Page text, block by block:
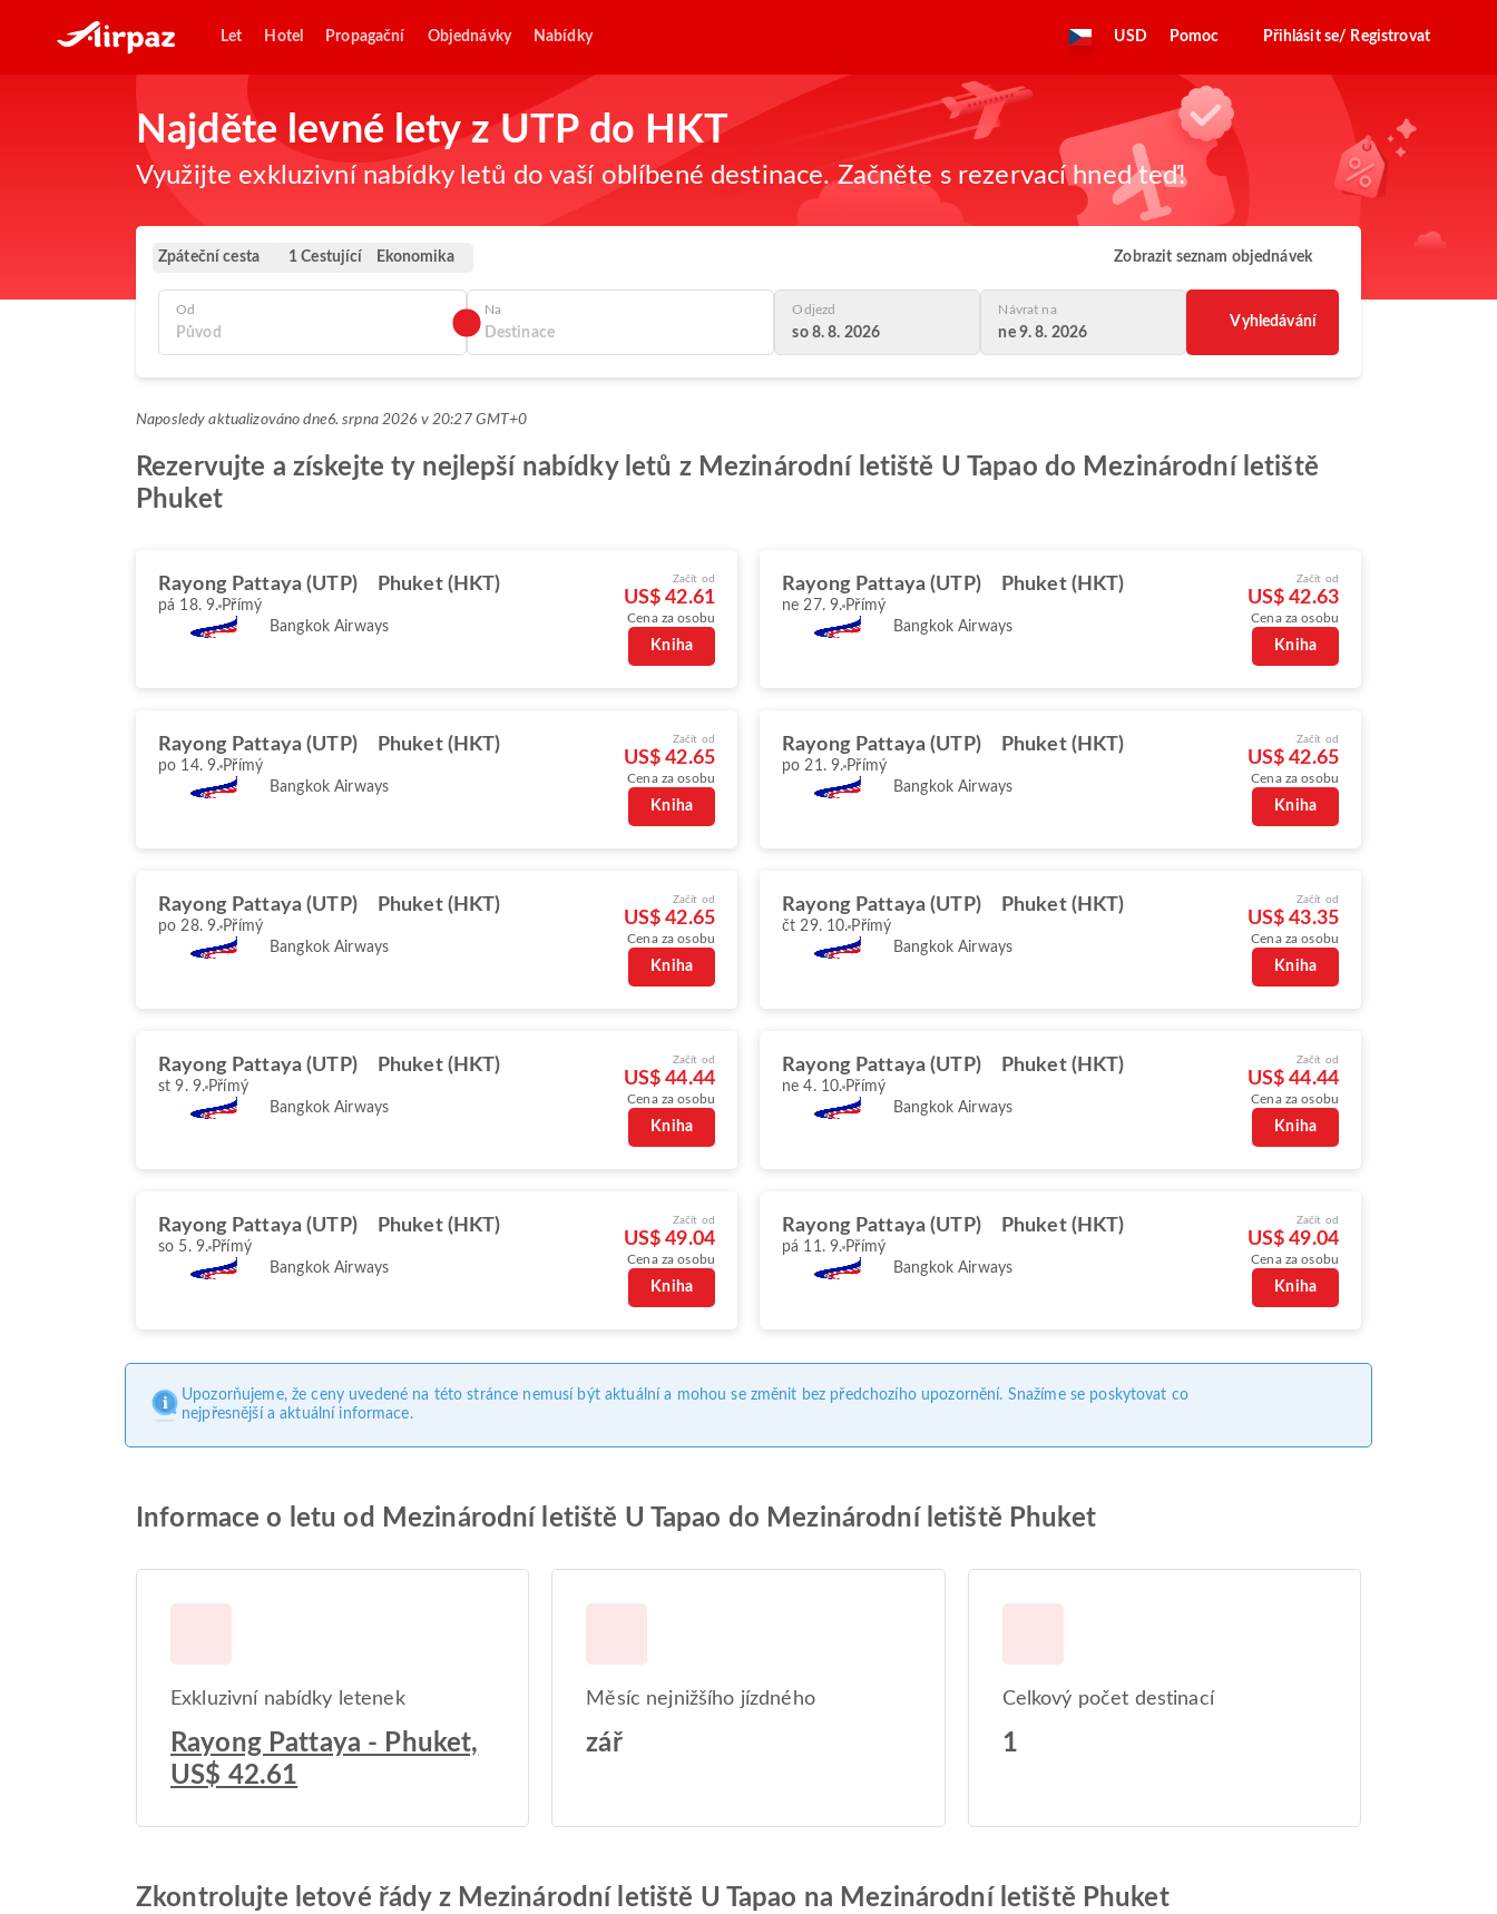
Let Hotel Propagační Objednávky Nabídky USD Pomoc Přihlásit se/ Registrovat
Najděte levné lety z UTP do HKT
Využijte exkluzivní nabídky letů do vaší oblíbené destinace. Začněte s rezervací hned teď!
Zpáteční cesta 1 Cestující Ekonomika Zobrazit seznam objednávek
Od Na Odjezd
so 8. 8. 2026
Návrat na
ne 9. 8. 2026
Vyhledávání
Naposledy aktualizováno dne6. srpna 2026 v 20:27 GMT+0
Rezervujte a získejte ty nejlepší nabídky letů z Mezinárodní letiště U Tapao do Mezinárodní letiště
Phuket
Rayong Pattaya (UTP) Phuket (HKT)
pá 18. 9. Přímý
Bangkok Airways
Začít od
US$ 42.61
Cena za osobu
Kniha
Rayong Pattaya (UTP) Phuket (HKT)
ne 27. 9. Přímý
Bangkok Airways
Začít od
US$ 42.63
Cena za osobu
Kniha
Rayong Pattaya (UTP) Phuket (HKT)
po 14. 9. Přímý
Bangkok Airways
Začít od
US$ 42.65
Cena za osobu
Kniha
Rayong Pattaya (UTP) Phuket (HKT)
po 21. 9. Přímý
Bangkok Airways
Začít od
US$ 42.65
Cena za osobu
Kniha
Rayong Pattaya (UTP) Phuket (HKT)
po 28. 9. Přímý
Bangkok Airways
Začít od
US$ 42.65
Cena za osobu
Kniha
Rayong Pattaya (UTP) Phuket (HKT)
čt 29. 10. Přímý
Bangkok Airways
Začít od
US$ 43.35
Cena za osobu
Kniha
Rayong Pattaya (UTP) Phuket (HKT)
st 9. 9. Přímý
Bangkok Airways
Začít od
US$ 44.44
Cena za osobu
Kniha
Rayong Pattaya (UTP) Phuket (HKT)
ne 4. 10. Přímý
Bangkok Airways
Začít od
US$ 44.44
Cena za osobu
Kniha
Rayong Pattaya (UTP) Phuket (HKT)
so 5. 9. Přímý
Bangkok Airways
Začít od
US$ 49.04
Cena za osobu
Kniha
Rayong Pattaya (UTP) Phuket (HKT)
pá 11. 9. Přímý
Bangkok Airways
Začít od
US$ 49.04
Cena za osobu
Kniha
Upozorňujeme, že ceny uvedené na této stránce nemusí být aktuální a mohou se změnit bez předchozího upozornění. Snažíme se poskytovat co
nejpřesnější a aktuální informace.
Informace o letu od Mezinárodní letiště U Tapao do Mezinárodní letiště Phuket
Exkluzivní nabídky letenek
Rayong Pattaya - Phuket,
US$ 42.61
Měsíc nejnižšího jízdného
zář
Celkový počet destinací
1
Zkontrolujte letové řády z Mezinárodní letiště U Tapao na Mezinárodní letiště Phuket